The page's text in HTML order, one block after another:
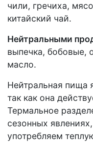
чили, гречиха,
китайский чай.
Нейтральными
выпечка, бобовые,
масло.
Нейтральная пища
так как она
Термальное
сезонных
употребляем